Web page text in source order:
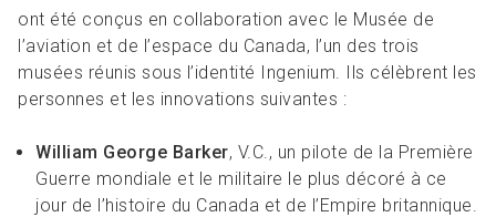
ont été conçus en collaboration avec le Musée de
l’aviation et de l’espace du Canada, l’un des trois
musées réunis sous l’identité Ingenium. Ils célèbrent les
personnes et les innovations suivantes :
William George Barker, V.C., un pilote de la Première
Guerre mondiale et le militaire le plus décoré à ce
jour de l’histoire du Canada et de l’Empire britannique.